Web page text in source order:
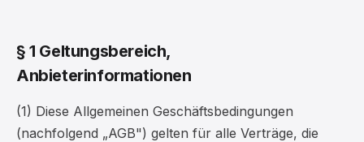
§ 1 Geltungsbereich,
Anbieterinformationen
(1) Diese Allgemeinen Geschäftsbedingungen
(nachfolgend „AGB") gelten für alle Verträge, die